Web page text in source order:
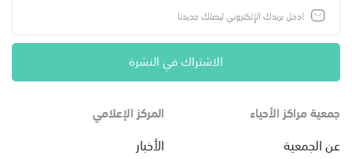
الاشتراك في النشرة
جمعية مراكز الأحياء
عن الجمعية
المركز الإعلامي
الأخبار